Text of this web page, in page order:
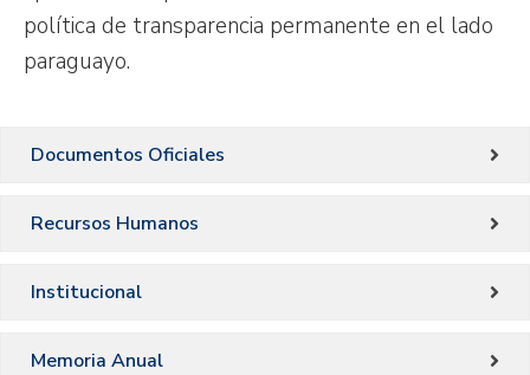
política de transparencia permanente en el lado
paraguayo.
Documentos Oficiales
Recursos Humanos
Institucional
Memoria Anual